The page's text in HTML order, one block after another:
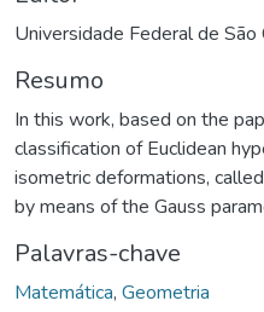
Universidade Federal de São
Resumo
In this work, based on the
classification of Euclidean
isometric deformations,
by means of the Gauss
Palavras-chave
Matemática, Geometria